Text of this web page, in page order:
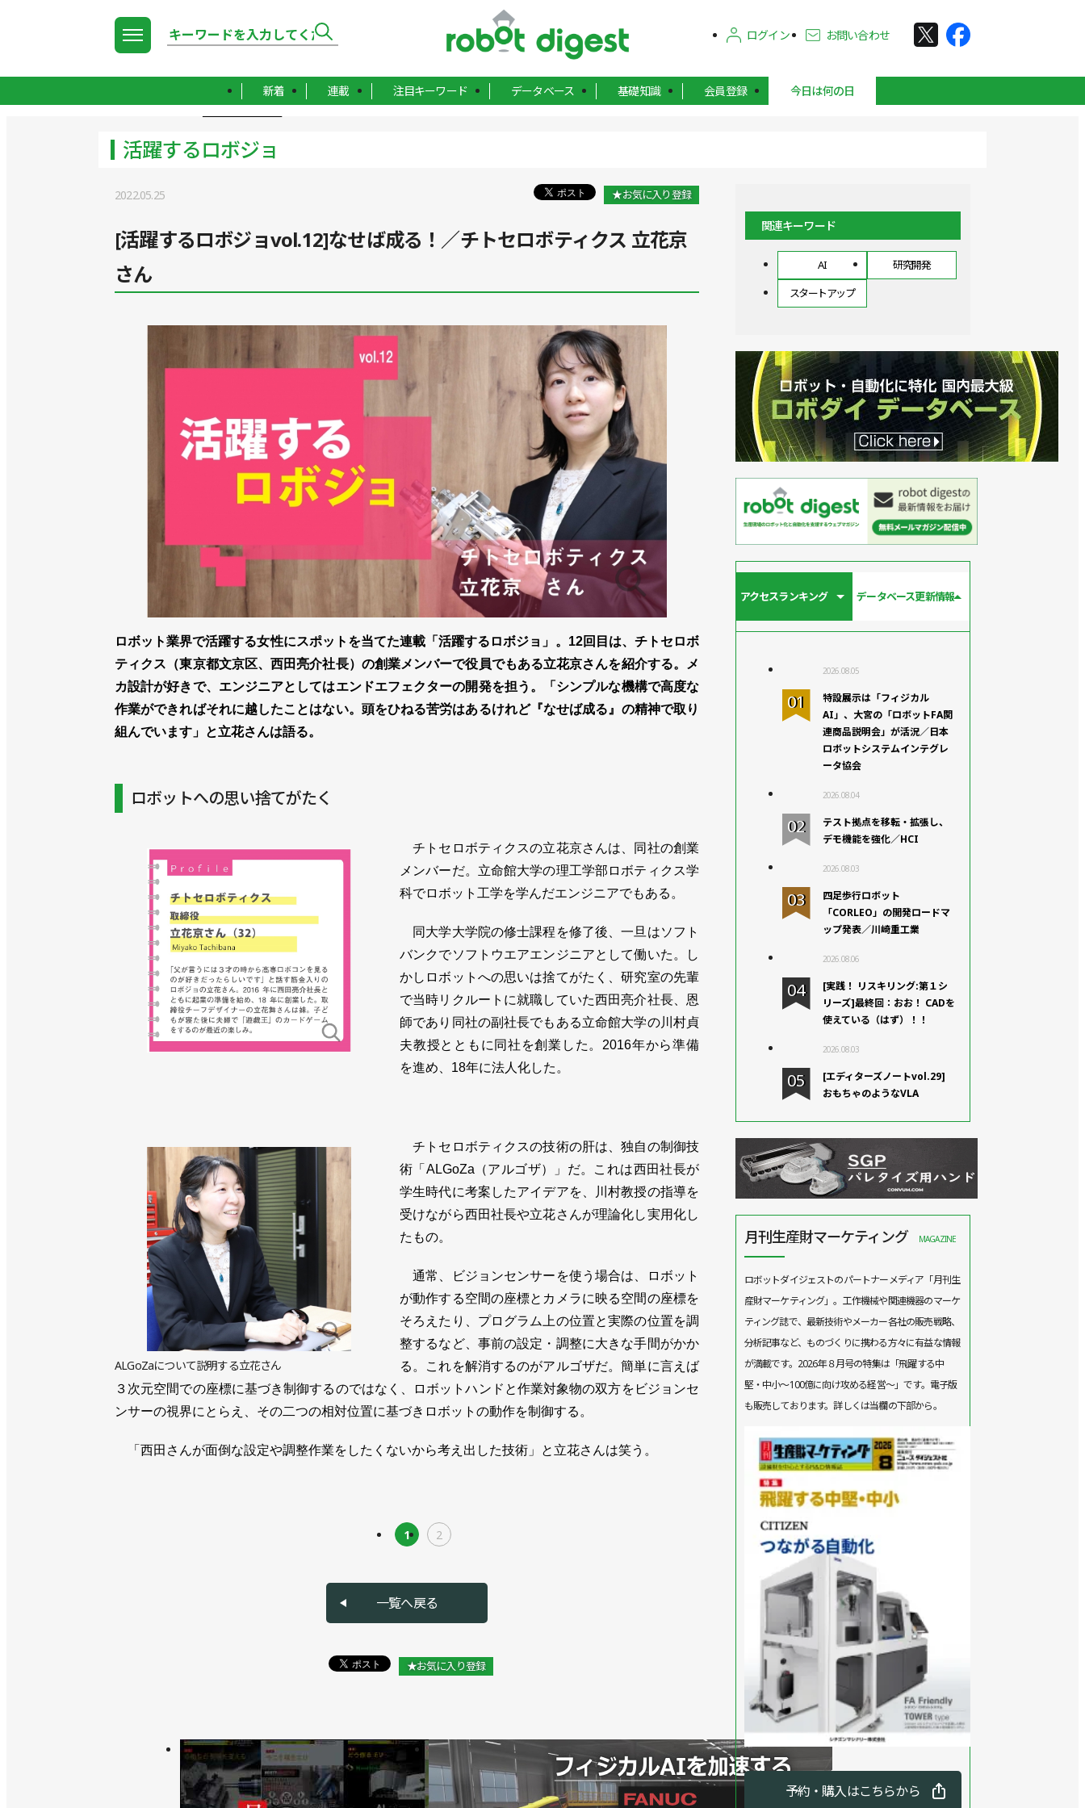
ログイン お問い合わせ
新着 連載 注目キーワード データベース 基礎知識 会員登録 今日は何の日
活躍するロボジョ
2022.05.25 ★お気に入り登録
[活躍するロボジョvol.12]なせば成る！／チトセロボティクス 立花京
さん
ロボット業界で活躍する女性にスポットを当てた連載「活躍するロボジョ」。12回目は、チトセロボ
ティクス（東京都文京区、西田亮介社長）の創業メンバーで役員でもある立花京さんを紹介する。メ
カ設計が好きで、エンジニアとしてはエンドエフェクターの開発を担う。「シンプルな機構で高度な
作業ができればそれに越したことはない。頭をひねる苦労はあるけれど『なせば成る』の精神で取り
組んでいます」と立花さんは語る。
ロボットへの思い捨てがたく
チトセロボティクスの立花京さんは、同社の創業
メンバーだ。立命館大学の理工学部ロボティクス学
科でロボット工学を学んだエンジニアでもある。
同大学大学院の修士課程を修了後、一旦はソフト
バンクでソフトウエアエンジニアとして働いた。し
かしロボットへの思いは捨てがたく、研究室の先輩
で当時リクルートに就職していた西田亮介社長、恩
師であり同社の副社長でもある立命館大学の川村貞
夫教授とともに同社を創業した。2016年から準備
を進め、18年に法人化した。
ALGoZaについて説明する立花さん
チトセロボティクスの技術の肝は、独自の制御技
術「ALGoZa（アルゴザ）」だ。これは西田社長が
学生時代に考案したアイデアを、川村教授の指導を
受けながら西田社長や立花さんが理論化し実用化し
たもの。
通常、ビジョンセンサーを使う場合は、ロボット
が動作する空間の座標とカメラに映る空間の座標を
そろえたり、プログラム上の位置と実際の位置を調
整するなど、事前の設定・調整に大きな手間がかか
る。これを解消するのがアルゴザだ。簡単に言えば
３次元空間での座標に基づき制御するのではなく、ロボットハンドと作業対象物の双方をビジョンセ
ンサーの視界にとらえ、その二つの相対位置に基づきロボットの動作を制御する。
「西田さんが面倒な設定や調整作業をしたくないから考え出した技術」と立花さんは笑う。
1 2
一覧へ戻る
★お気に入り登録
関連キーワード
AI
研究開発
スタートアップ
アクセスランキング データベース更新情報
2026.08.05
特設展示は「フィジカル
AI」、大宮の「ロボットFA関
連商品説明会」が活況／日本
ロボットシステムインテグレ
ータ協会
2026.08.04
テスト拠点を移転・拡張し、
デモ機能を強化／HCI
2026.08.03
四足歩行ロボット
「CORLEO」の開発ロードマ
ップ発表／川崎重工業
2026.08.06
[実践！ リスキリング:第１シ
リーズ]最終回：おお！ CADを
使えている（はず）！！
2026.08.03
[エディターズノートvol.29]
おもちゃのようなVLA
月刊生産財マーケティング MAGAZINE
ロボットダイジェストのパートナーメディア「月刊生
産財マーケティング」。工作機械や関連機器のマーケ
ティング誌で、最新技術やメーカー各社の販売戦略、
分析記事など、ものづくりに携わる方々に有益な情報
が満載です。2026年８月号の特集は「飛躍する中
堅・中小～100億に向け攻める経営～」です。電子版
も販売しております。詳しくは当欄の下部から。
予約・購入はこちらから